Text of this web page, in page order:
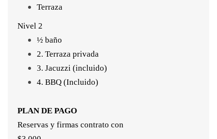
Terraza
Nivel 2
½ baño
2. Terraza privada
3. Jacuzzi (incluido)
4. BBQ (Incluido)
PLAN DE PAGO
Reservas y firmas contrato con